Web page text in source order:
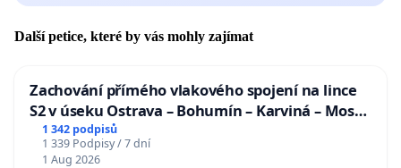
Další petice, které by vás mohly zajímat
Zachování přímého vlakového spojení na lince
S2 v úseku Ostrava – Bohumín – Karviná – Mosty
u Jablunkova
1 342 podpisů
1 339 Podpisy / 7 dní
1 Aug 2026